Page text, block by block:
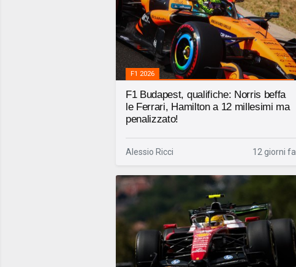
F1 2026
F1 Budapest, qualifiche: Norris beffa
le Ferrari, Hamilton a 12 millesimi ma
penalizzato!
Alessio Ricci 12 giorni fa